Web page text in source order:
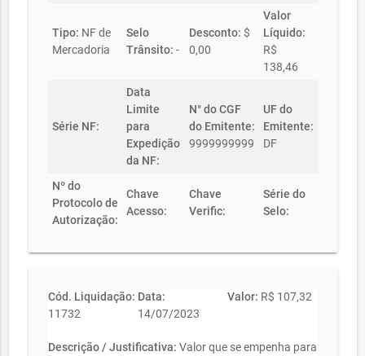
Tipo: NF de
Mercadoria
Selo
Trânsito: -
Desconto: $
0,00
Valor
Líquido:
R$
138,46
Série NF:
Data
Limite
para
Expedição
da NF:
N° do CGF
do Emitente:
9999999999
UF do
Emitente:
DF
Nº do
Protocolo de
Autorização:
Chave
Acesso:
Chave
Verific:
Série do
Selo:
Cód. Liquidação:
11732
Data:
14/07/2023
Valor: R$ 107,32
Descrição / Justificativa: Valor que se empenha para